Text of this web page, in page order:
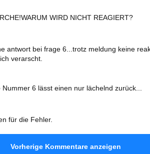
WIRD NICHT REAGIERT?
antwort bei frage 6...trotz meldung keine
verarscht.
6 lässt einen nur lächelnd zurück...
für die Fehler.
Vorherige Kommentare anzeigen